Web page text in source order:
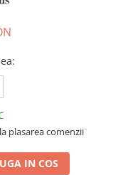
:
plasarea comenzii
IN COS